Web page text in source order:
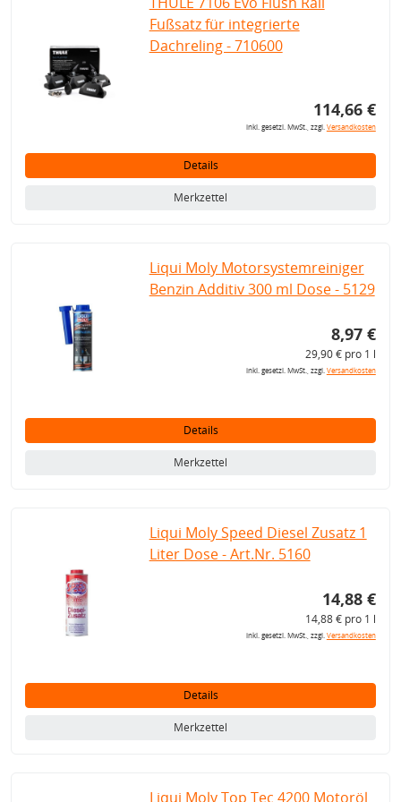
Fußsatz für integrierte
Dachreling - 710600
114,66 €
inkl. gesetzl. MwSt., zzgl.Versandkosten
Details
Merkzettel
Liqui Moly Motorsystemreiniger
Benzin Additiv 300 ml Dose - 5129
8,97 €
29,90 € pro 1 l
inkl. gesetzl. MwSt., zzgl.Versandkosten
Details
Merkzettel
Liqui Moly Speed Diesel Zusatz 1
Liter Dose - Art.Nr. 5160
14,88 €
14,88 € pro 1 l
inkl. gesetzl. MwSt., zzgl.Versandkosten
Details
Merkzettel
Liqui Moly Top Tec 4200 Motoröl